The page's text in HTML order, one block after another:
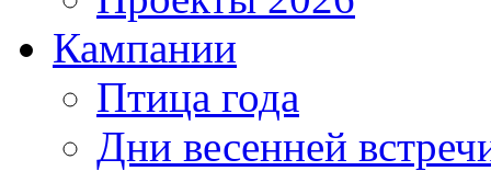
Кампании
Птица года
Дни весенней